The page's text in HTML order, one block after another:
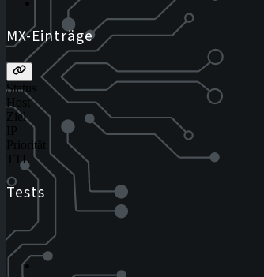
MX-Einträge
Status
Host
Ziel
IP
Priorität
TTL
Tests